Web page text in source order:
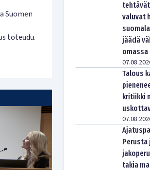
Suomen
toteudu.
valuvat
jäädä
omassa
Talous
kritiikki
takia